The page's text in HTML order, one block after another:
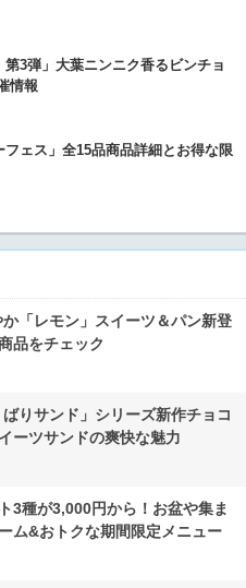
3弾」大葉ニンニク香るビンチョ
情報
フェス」全15品商品詳細とお得な限
「レモン」スイーツ＆パン新登
品をチェック
りサンド」シリーズ新作チョコ
ーツサンドの爽快な魅力
3種が3,000円から！お盆や集ま
ム&おトクな期間限定メニュー